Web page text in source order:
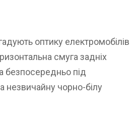
оптику електромобілів
смуга задніх
безпосередньо під
незвичайну чорно-білу